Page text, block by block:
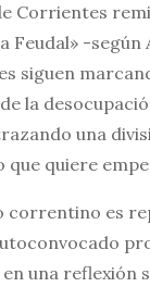
Corrientes
Feudal» -según
siguen
la
una
que quiere
correntino es
una reflexión